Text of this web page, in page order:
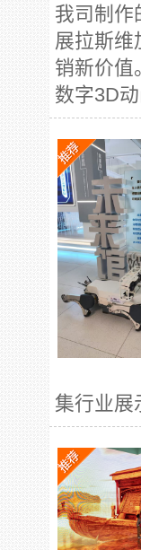
我司制作
展拉斯维
销新价值
数字3D
集行业展